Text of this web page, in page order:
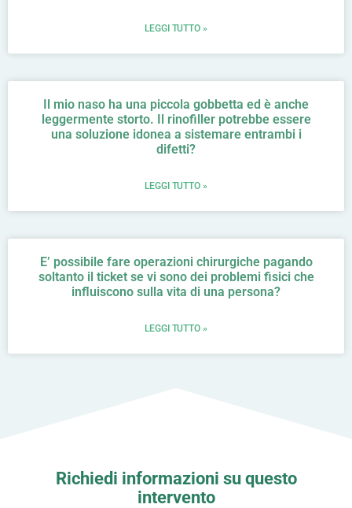
LEGGI TUTTO »
Il mio naso ha una piccola gobbetta ed è anche
leggermente storto. Il rinofiller potrebbe essere
una soluzione idonea a sistemare entrambi i
difetti?
LEGGI TUTTO »
E’ possibile fare operazioni chirurgiche pagando
soltanto il ticket se vi sono dei problemi fisici che
influiscono sulla vita di una persona?
LEGGI TUTTO »
Richiedi informazioni su questo
intervento